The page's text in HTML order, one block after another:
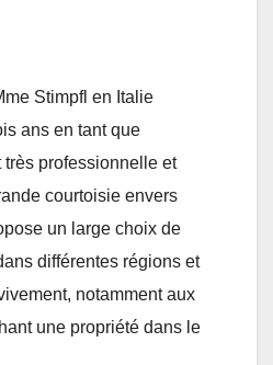
Stimpfl en Italie
ans en tant que
professionnelle et
courtoisie envers
un large choix de
différentes régions et
notamment aux
une propriété dans le